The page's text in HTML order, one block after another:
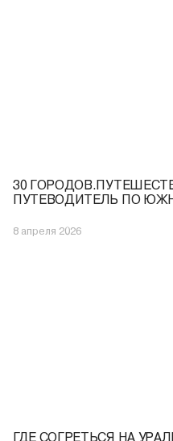
30
ПУТЕВОДИТЕЛЬ ПО
8 апреля 2026
ГДЕ СОГРЕТЬСЯ НА